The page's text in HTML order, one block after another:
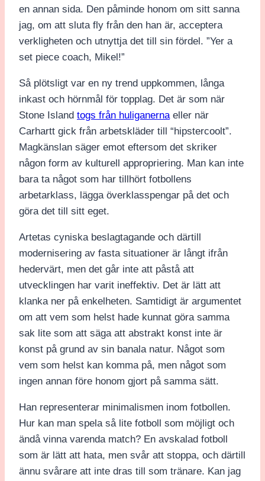
en annan sida. Den påminde honom om sitt sanna
jag, om att sluta fly från den han är, acceptera
verkligheten och utnyttja det till sin fördel. ”Yer a
set piece coach, Mikel!”
Så plötsligt var en ny trend uppkommen, långa
inkast och hörnmål för topplag. Det är som när
Stone Island togs från huliganernaeller när
Carhartt gick från arbetskläder till “hipstercoolt”.
Magkänslan säger emot eftersom det skriker
någon form av kulturell appropriering. Man kan inte
bara ta något som har tillhört fotbollens
arbetarklass, lägga överklasspengar på det och
göra det till sitt eget.
Artetas cyniska beslagtagande och därtill
modernisering av fasta situationer är långt ifrån
hedervärt, men det går inte att påstå att
utvecklingen har varit ineffektiv. Det är lätt att
klanka ner på enkelheten. Samtidigt är argumentet
om att vem som helst hade kunnat göra samma
sak lite som att säga att abstrakt konst inte är
konst på grund av sin banala natur. Något som
vem som helst kan komma på, men något som
ingen annan före honom gjort på samma sätt.
Han representerar minimalismen inom fotbollen.
Hur kan man spela så lite fotboll som möjligt och
ändå vinna varenda match? En avskalad fotboll
som är lätt att hata, men svår att stoppa, och därtill
ännu svårare att inte dras till som tränare. Kan jag